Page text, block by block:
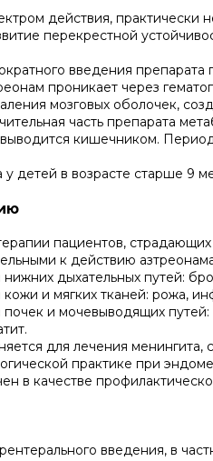
действия, практически
перекрестной
введения
проникает через
мозговых оболочек,
часть препарата
выводится кишечником.
детей в возрасте старше 9
пациентов,
к действию
дыхательных путей:
и мягких тканей: рожа,
и мочевыводящих путей:
для лечения
практике при
в качестве
введения, в